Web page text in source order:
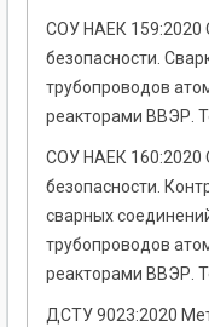
СОУ НАЕК 159:2020
безопасности.
трубопроводов
реакторами ВВЭР.
СОУ НАЕК 160:2020
безопасности.
сварных
трубопроводов
реакторами ВВЭР.
ДСТУ 9023:2020